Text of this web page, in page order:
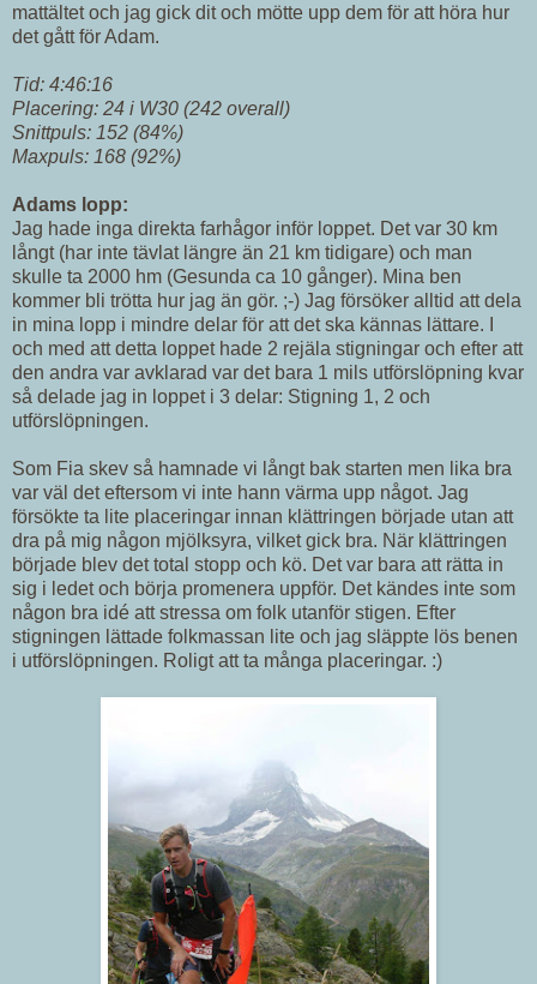
mattältet och jag gick dit och mötte upp dem för att höra hur
det gått för Adam.
Tid: 4:46:16
Placering: 24 i W30 (242 overall)
Snittpuls: 152 (84%)
Maxpuls: 168 (92%)
Adams lopp:
Jag hade inga direkta farhågor inför loppet. Det var 30 km
långt (har inte tävlat längre än 21 km tidigare) och man
skulle ta 2000 hm (Gesunda ca 10 gånger). Mina ben
kommer bli trötta hur jag än gör. ;-) Jag försöker alltid att dela
in mina lopp i mindre delar för att det ska kännas lättare. I
och med att detta loppet hade 2 rejäla stigningar och efter att
den andra var avklarad var det bara 1 mils utförslöpning kvar
så delade jag in loppet i 3 delar: Stigning 1, 2 och
utförslöpningen.
Som Fia skev så hamnade vi långt bak starten men lika bra
var väl det eftersom vi inte hann värma upp något. Jag
försökte ta lite placeringar innan klättringen började utan att
dra på mig någon mjölksyra, vilket gick bra. När klättringen
började blev det total stopp och kö. Det var bara att rätta in
sig i ledet och börja promenera uppför. Det kändes inte som
någon bra idé att stressa om folk utanför stigen. Efter
stigningen lättade folkmassan lite och jag släppte lös benen
i utförslöpningen. Roligt att ta många placeringar. :)